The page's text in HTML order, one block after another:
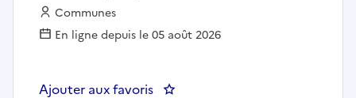
Employeur :
Communes
En ligne depuis le 05 août 2026
Ajouter aux favoris : AGENT DE SERVICE (H/F) -